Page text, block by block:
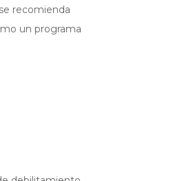
recomienda
un programa